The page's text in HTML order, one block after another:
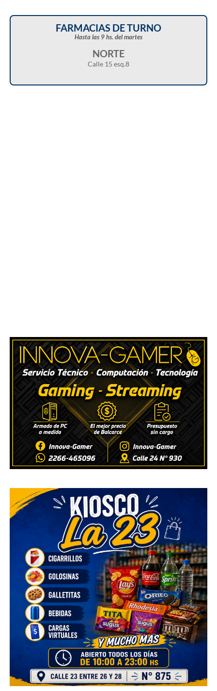
FARMACIAS DE TURNO
Hasta las 9 hs. del martes
NORTE
Calle 15 esq.8